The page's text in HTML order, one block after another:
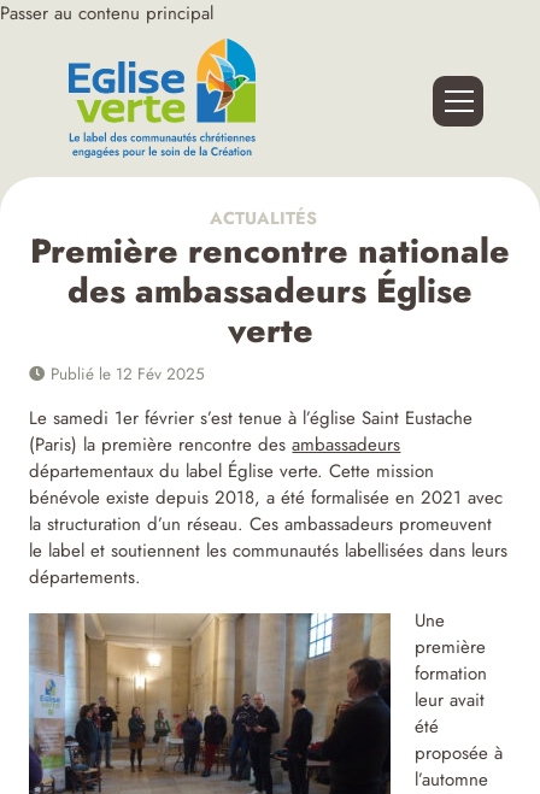
Passer au contenu principal
ACTUALITÉS
Première rencontre nationale
des ambassadeurs Église
verte
Publié le 12 Fév 2025
Le samedi 1er février s’est tenue à l’église Saint Eustache
(Paris) la première rencontre desambassadeurs
départementaux du label Église verte. Cette mission
bénévole existe depuis 2018, a été formalisée en 2021 avec
la structuration d’un réseau. Ces ambassadeurs promeuvent
le label et soutiennent les communautés labellisées dans leurs
départements.
Une
première
formation
leur avait
été
proposée à
l’automne